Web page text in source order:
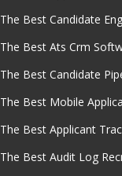
The Best Candidate
The Best Ats Crm
The Best Candidate
The Best Mobile
The Best Applicant
The Best Audit Log